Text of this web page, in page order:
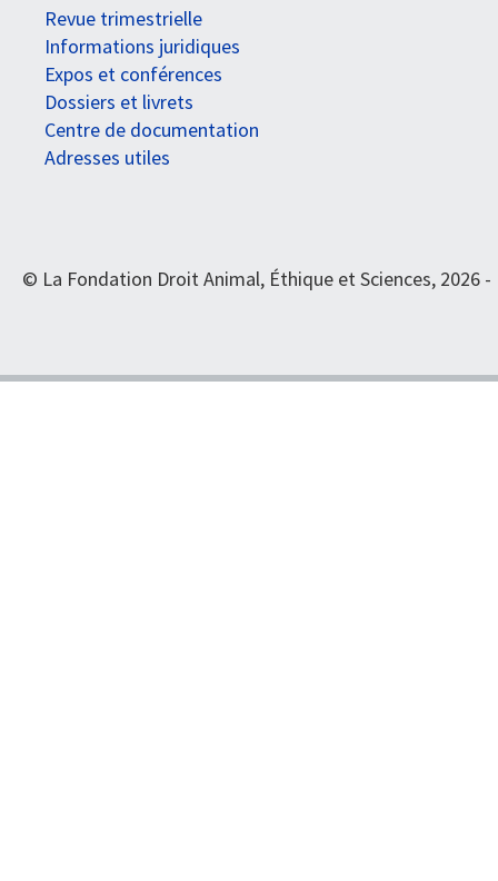
Revue trimestrielle
Informations juridiques
Expos et conférences
Dossiers et livrets
Centre de documentation
Adresses utiles
© La Fondation Droit Animal, Éthique et Sciences, 2026 -